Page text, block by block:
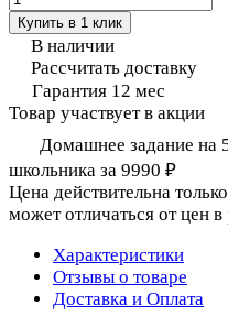
Купить в 1 клик
В наличии
Рассчитать доставку
Гарантия 12 мес
Товар участвует в акции
Домашнее задание на
школьника за 9990 ₽
Цена действительна
может отличаться от цен
Характеристики
Отзывы о товаре
Доставка и Оплата